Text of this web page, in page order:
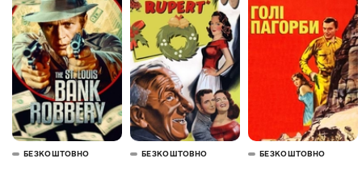
БЕЗКОШТОВНО БЕЗКОШТОВНО БЕЗКОШТОВНО